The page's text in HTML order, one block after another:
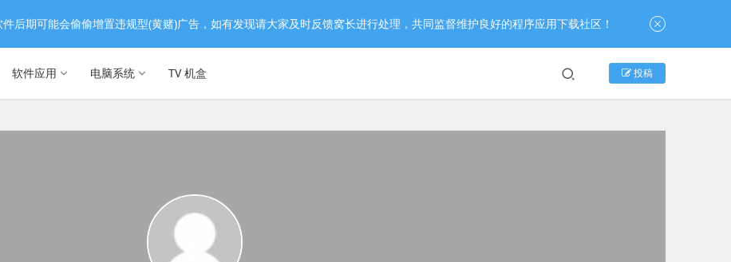
软件应用 电脑系统 TV 机盒 投稿
后期可能会偷偷增置违规型(黄赌)广告，如有发现请大家及时反馈窝长进行处理，共同监督维护良好的程序应用下载社区！